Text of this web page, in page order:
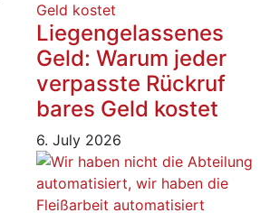
Liegengelassenes
Geld: Warum jeder
verpasste Rückruf
bares Geld kostet
6. July 2026